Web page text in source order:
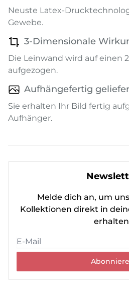
Neuste Latex-
Gewebe.
3-Dimensionale
Die Leinwand wird auf einen
aufgezogen.
Aufhängefertig
Sie erhalten Ihr Bild fertig
Aufhänger.
Melde dich an, um
Kollektionen direkt in